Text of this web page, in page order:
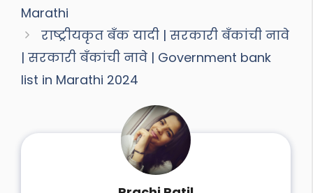
Marathi
राष्ट्रीयकृत बँक यादी | सरकारी बँकांची नावे
| सरकारी बँकांची नावे | Government bank
list in Marathi 2024